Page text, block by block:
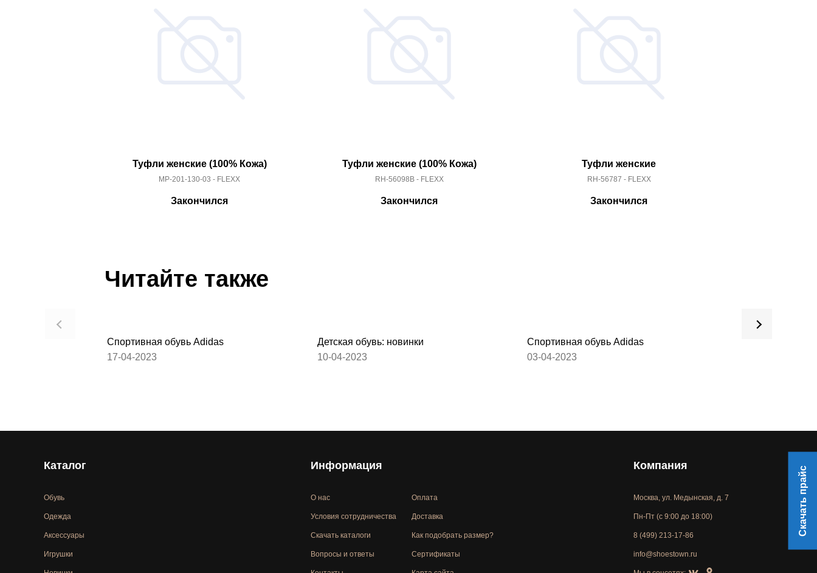
Туфли женские (100% Кожа)
MP-201-130-03 - FLEXX
Закончился
Туфли женские (100% Кожа)
RH-56098B - FLEXX
Закончился
Туфли женские
RH-56787 - FLEXX
Закончился
Читайте также
Спортивная обувь Adidas
17-04-2023
Детская обувь: новинки
10-04-2023
Спортивная обувь Adidas
03-04-2023
Каталог
Обувь
Одежда
Аксессуары
Игрушки
Информация
О нас
Условия сотрудничества
Скачать каталоги
Вопросы и ответы
Оплата
Доставка
Как подобрать размер?
Сертификаты
Компания
Москва, ул. Медынская, д. 7
Пн-Пт (с 9:00 до 18:00)
8 (499) 213-17-86
info@shoestown.ru
Скачать прайс